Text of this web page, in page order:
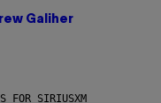
Galiher
FOR SIRIUSXM